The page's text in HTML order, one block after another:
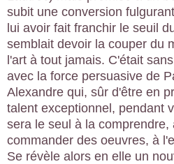
subit une conversion
lui avoir fait franchir le seuil
semblait devoir la couper du
l'art à tout jamais. C'était
avec la force persuasive de
Alexandre qui, sûr d'être en
talent exceptionnel, pendant
sera le seul à la comprendre,
commander des oeuvres, à
Se révèle alors en elle un